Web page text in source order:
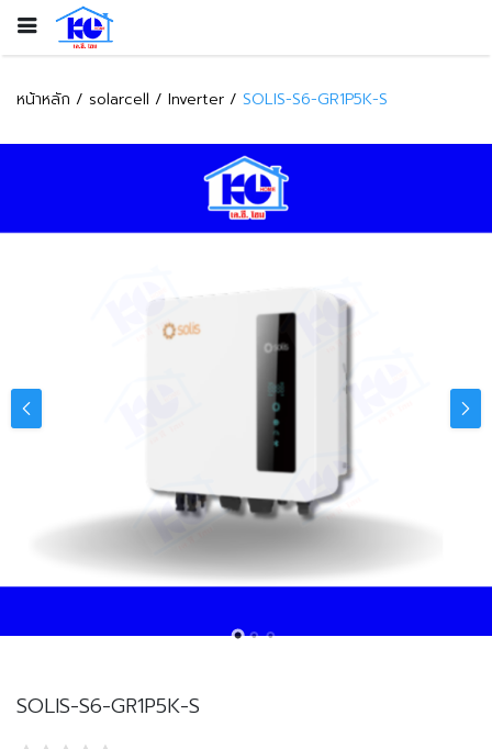
หน้าหลัก solarcell Inverter SOLIS-S6-GR1P5K-S
SOLIS-S6-GR1P5K-S